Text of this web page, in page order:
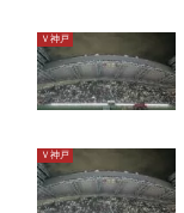
Ｖ神戸
Ｖ神戸